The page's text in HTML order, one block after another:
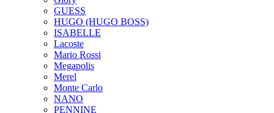
GUESS
HUGO (HUGO BOSS)
ISABELLE
Lacoste
Mario Rossi
Megapolis
Merel
Monte Carlo
NANO
PENNINE